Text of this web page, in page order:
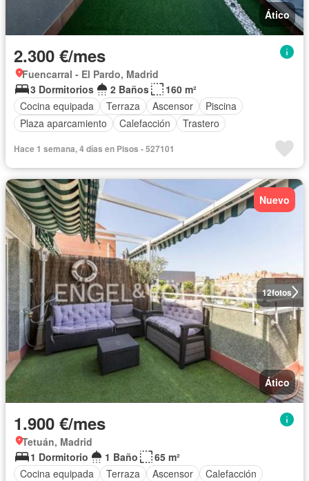
Ático
2.300 €/mes
Fuencarral - El Pardo, Madrid
3 Dormitorios
2 Baños
160 m²
Cocina equipada
Terraza Ascensor
Piscina
Plaza aparcamiento
Calefacción Trastero
Hace 1 semana, 4 días en Pisos - 527101
12fotos
Nuevo
Ático
1.900 €/mes
Tetuán, Madrid
1 Dormitorio
1 Baño
65 m²
Cocina equipada
Terraza Ascensor Calefacción